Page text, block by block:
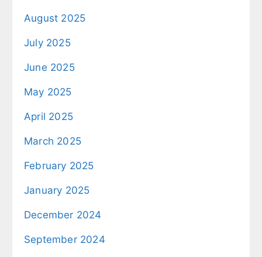
August 2025
July 2025
June 2025
May 2025
April 2025
March 2025
February 2025
January 2025
December 2024
September 2024